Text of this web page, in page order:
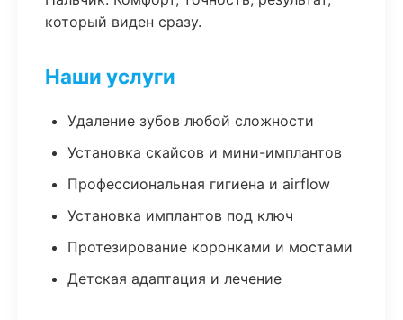
который виден сразу.
Наши услуги
Удаление зубов любой сложности
Установка скайсов и мини-имплантов
Профессиональная гигиена и airflow
Установка имплантов под ключ
Протезирование коронками и мостами
Детская адаптация и лечение